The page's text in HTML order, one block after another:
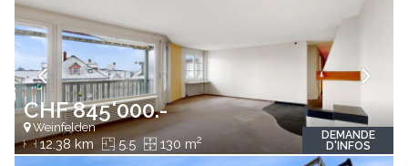
CHF 845'000.-
Weinfelden
12.38 km 5.5 130 m2
DEMANDE
D'INFOS